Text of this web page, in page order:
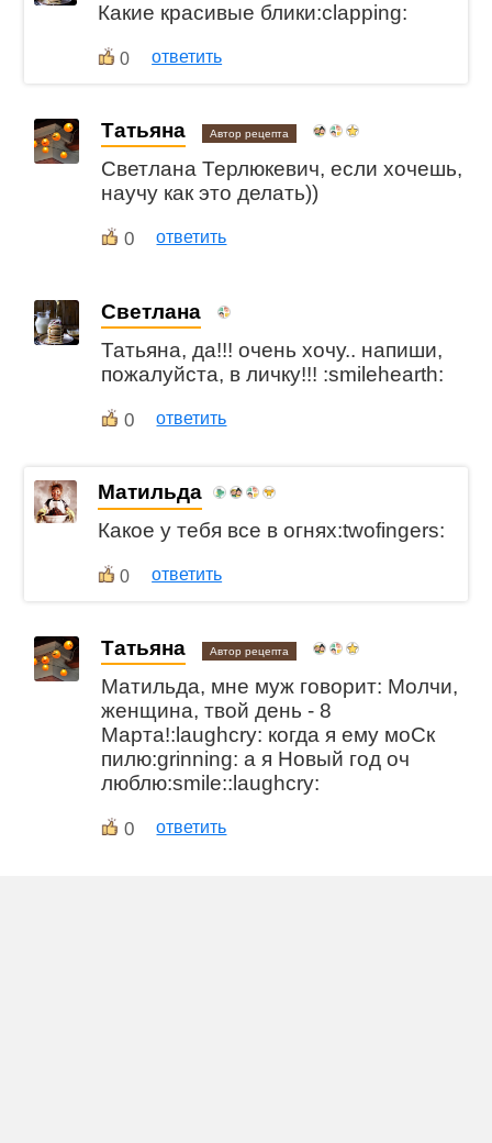
Какие красивые блики:clapping:
0 ответить
Татьяна Автор рецепта
Светлана Терлюкевич, если хочешь,
научу как это делать))
0 ответить
Светлана
Татьяна, да!!! очень хочу.. напиши,
пожалуйста, в личку!!! :smilehearth:
0 ответить
Матильда
Какое у тебя все в огнях:twofingers:
0 ответить
Татьяна Автор рецепта
Матильда, мне муж говорит: Молчи,
женщина, твой день - 8
Марта!:laughcry: когда я ему моСк
пилю:grinning: а я Новый год оч
люблю:smile::laughcry:
0 ответить